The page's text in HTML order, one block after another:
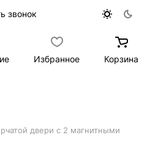
звонок
Избранное Корзина
двери с 2 магнитными